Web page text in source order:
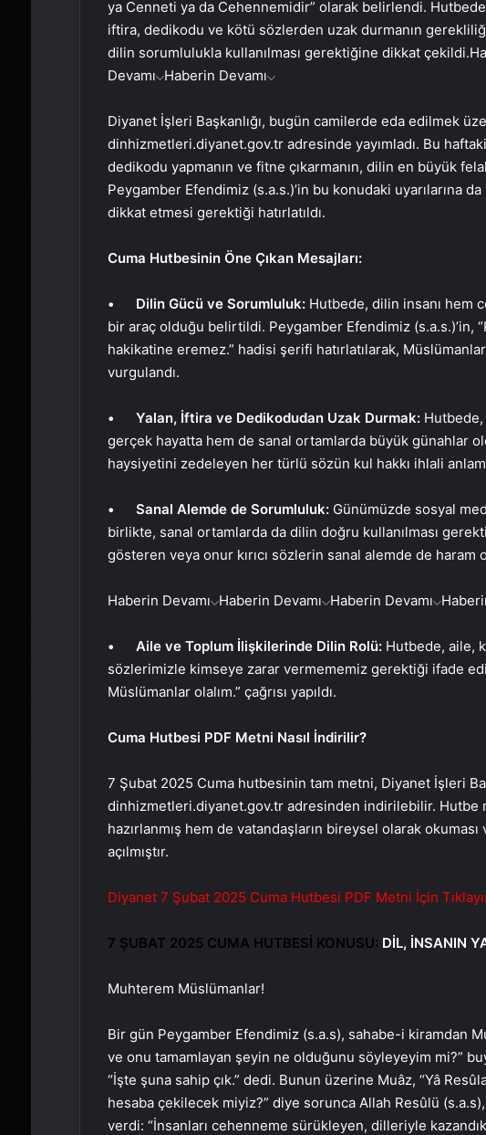
ya Cenneti ya da Cehennemidir” olarak belirlendi.
iftira, dedikodu ve kötü sözlerden uzak durmanın
dilin sorumlulukla kullanılması gerektiğine dikkat çekildi.
Devamı Haberin Devamı
Diyanet İşleri Başkanlığı, bugün camilerde eda edilmek
dinhizmetleri.diyanet.gov.tr adresinde yayımladı. Bu
dedikodu yapmanın ve fitne çıkarmanın, dilin en büyük
Peygamber Efendimiz (s.a.s.)’in bu konudaki uyarılarına
dikkat etmesi gerektiği hatırlatıldı.
Cuma Hutbesinin Öne Çıkan Mesajları:
• Dilin Gücü ve Sorumluluk:Hutbede, dilin insanı hem
bir araç olduğu belirtildi. Peygamber Efendimiz (s.a.s.)’in,
hakikatine eremez.” hadisi şerifi hatırlatılarak,
vurgulandı.
• Yalan, İftira ve Dedikodudan Uzak Durmak:Hutbede,
gerçek hayatta hem de sanal ortamlarda büyük günahlar
haysiyetini zedeleyen her türlü sözün kul hakkı ihlali
• Sanal Alemde de Sorumluluk:Günümüzde sosyal
birlikte, sanal ortamlarda da dilin doğru kullanılması
gösteren veya onur kırıcı sözlerin sanal alemde de haram
Haberin Devamı Haberin Devamı Haberin Devamı
• Aile ve Toplum İlişkilerinde Dilin Rolü:Hutbede, aile,
sözlerimizle kimseye zarar vermememiz gerektiği ifade
Müslümanlar olalım.” çağrısı yapıldı.
Cuma Hutbesi PDF Metni Nasıl İndirilir?
7 Şubat 2025 Cuma hutbesinin tam metni, Diyanet İşleri
dinhizmetleri.diyanet.gov.tr adresinden indirilebilir. Hutbe
hazırlanmış hem de vatandaşların bireysel olarak
açılmıştır.
Diyanet 7 Şubat 2025 Cuma Hutbesi PDF Metni İçin
7 ŞUBAT 2025 CUMA HUTBESİ KONUSU: DİL, İNSANIN
Muhterem Müslümanlar!
Bir gün Peygamber Efendimiz (s.a.s), sahabe-i kiramdan
ve onu tamamlayan şeyin ne olduğunu söyleyeyim mi?”
“İşte şuna sahip çık.” dedi. Bunun üzerine Muâz, “Yâ
hesaba çekilecek miyiz?” diye sorunca Allah Resûlü
verdi: “İnsanları cehenneme sürükleyen, dilleriyle